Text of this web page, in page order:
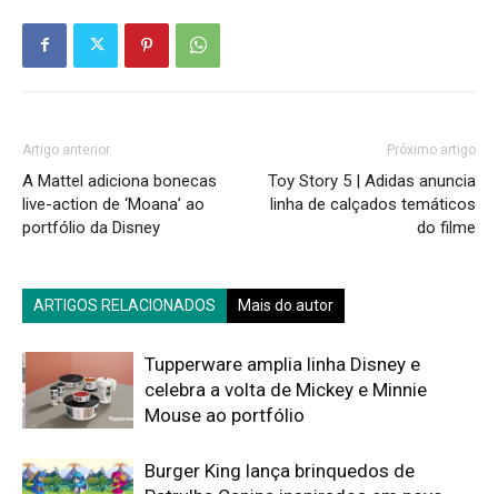
Artigo anterior
A Mattel adiciona bonecas
live-action de ‘Moana’ ao
portfólio da Disney
Próximo artigo
Toy Story 5 | Adidas anuncia
linha de calçados temáticos
do filme
ARTIGOS RELACIONADOS Mais do autor
Tupperware amplia linha Disney e
celebra a volta de Mickey e Minnie
Mouse ao portfólio
Burger King lança brinquedos de